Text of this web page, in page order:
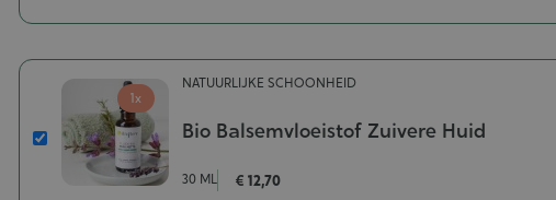
200
Bio
Balsemvloeistof
1x
NATUURLIJKE SCHOONHEID
Bio Balsemvloeistof Zuivere Huid
30 ML € 12,70